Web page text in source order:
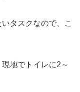
タスクなので、こ
地でトイレに2～